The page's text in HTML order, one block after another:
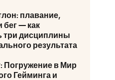
плавание,
бег — как
три дисциплины
результата
Погружение в Мир
Гейминга и